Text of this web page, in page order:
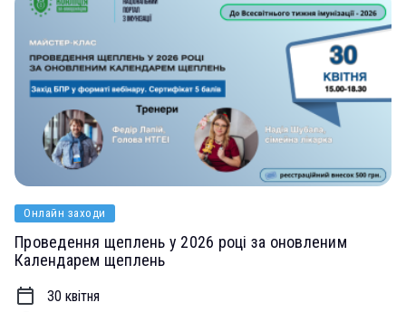
Онлайн заходи
Проведення щеплень у 2026 році за оновленим
Календарем щеплень
30 квітня